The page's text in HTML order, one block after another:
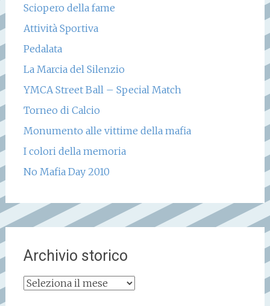
Sciopero della fame
Attività Sportiva
Pedalata
La Marcia del Silenzio
YMCA Street Ball – Special Match
Torneo di Calcio
Monumento alle vittime della mafia
I colori della memoria
No Mafia Day 2010
Archivio storico
Archivio